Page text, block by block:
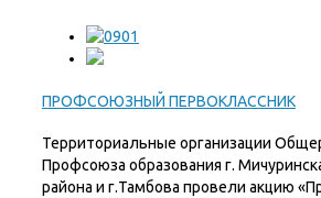
ПРОФСОЮЗНЫЙ ПЕРВОКЛАССНИК
Территориальные организации
Профсоюза образования г.
района и г.Тамбова провели акцию